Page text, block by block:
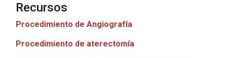
Recursos
Procedimiento de Angiografía
Procedimiento de aterectomía